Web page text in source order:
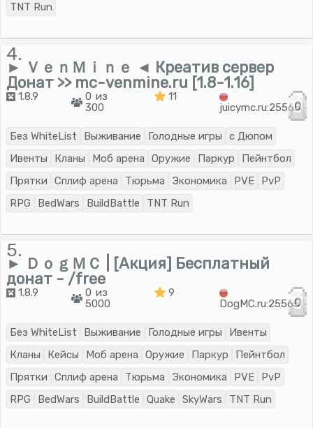
TNT Run
4.
► ＶｅｎＭｉｎｅ ◄ Креатив сервер
Донат >> mc-venmine.ru [1.8-1.16]
1.8.9
0 из
300
11
juicymc.ru:25565
0
Без WhiteList Выживание Голодные игры
с Дюпом
Ивенты
Кланы Моб арена Оружие Паркур
Пейнтбол
Прятки
Сплиф арена Тюрьма Экономика PVE
PvP
RPG
BedWars BuildBattle TNT Run
5.
► ＤｏｇＭＣ | [Акция] Бесплатный
донат - /free
1.8.9
0 из
5000
9
DogMC.ru:25565
0
Без WhiteList Выживание Голодные игры
Ивенты
Кланы
Кейсы Моб арена Оружие Паркур
Пейнтбол
Прятки
Сплиф арена Тюрьма Экономика PVE
PvP
RPG
BedWars BuildBattle Quake SkyWars TNT Run